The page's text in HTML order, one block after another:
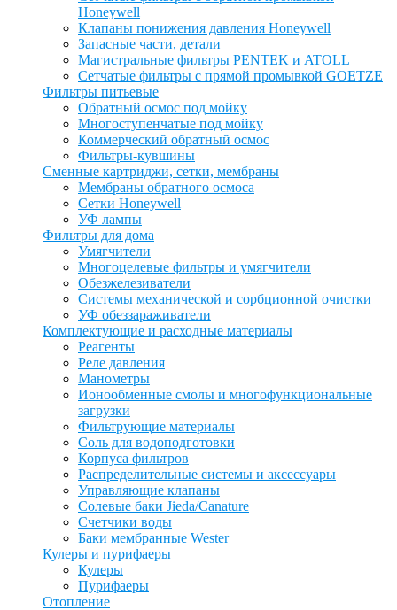
Honeywell
Клапаны понижения давления Honeywell
Запасные части, детали
Магистральные фильтры PENTEK и ATOLL
Сетчатые фильтры с прямой промывкой GOETZE
Фильтры питьевые
Обратный осмос под мойку
Многоступенчатые под мойку
Коммерческий обратный осмос
Фильтры-кувшины
Сменные картриджи, сетки, мембраны
Мембраны обратного осмоса
Сетки Honeywell
УФ лампы
Фильтры для дома
Умягчители
Многоцелевые фильтры и умягчители
Обезжелезиватели
Системы механической и сорбционной очистки
УФ обеззараживатели
Комплектующие и расходные материалы
Реагенты
Реле давления
Манометры
Ионообменные смолы и многофункциональные
загрузки
Фильтрующие материалы
Соль для водоподготовки
Корпуса фильтров
Распределительные системы и аксессуары
Управляющие клапаны
Солевые баки Jieda/Canature
Счетчики воды
Баки мембранные Wester
Кулеры и пурифаеры
Кулеры
Пурифаеры
Отопление